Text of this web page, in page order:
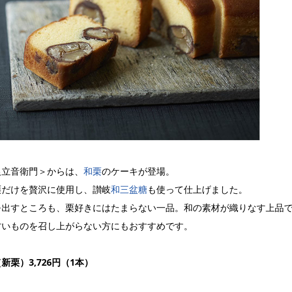
音衛門＞からは、 和栗のケーキが登場。
けを贅沢に使用し、讃岐和三盆糖も使って仕上げました。
すところも、栗好きにはたまらない一品。和の素材が織りなす上品
ものを召し上がらない方にもおすすめです。
栗）3,726円（1本）